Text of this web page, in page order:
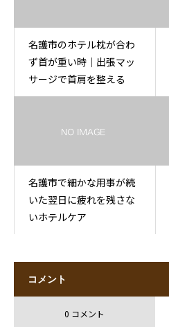
名護市のホテル枕が合わ
ず首が重い時｜出張マッ
サージで首肩を整える
名護市で細かな用事が続
いた翌日に疲れを残さな
いホテルケア
コメント
0 コメント